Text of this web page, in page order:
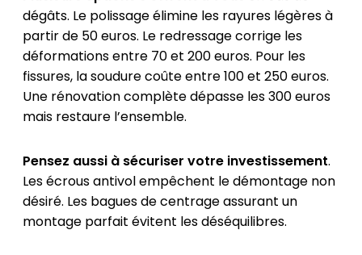
dégâts. Le polissage élimine les rayures légères à
partir de 50 euros. Le redressage corrige les
déformations entre 70 et 200 euros. Pour les
fissures, la soudure coûte entre 100 et 250 euros.
Une rénovation complète dépasse les 300 euros
mais restaure l’ensemble.
Pensez aussi à sécuriser votre investissement.
Les écrous antivol empêchent le démontage non
désiré. Les bagues de centrage assurant un
montage parfait évitent les déséquilibres.